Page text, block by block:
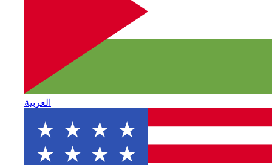
العربية